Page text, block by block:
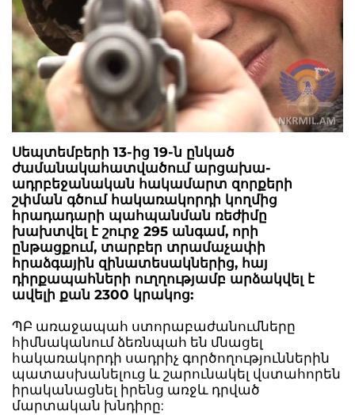
Սեպտեմբերի 13-ից 19-ն ընկած
ժամանակահատվածում արցախա-
ադրբեջանական հակամարտ զորքերի
շփման գծում հակառակորդի կողմից
հրադադարի պահպանման ռեժիմը
խախտվել է շուրջ 295 անգամ, որի
ընթացքում, տարբեր տրամաչափի
հրաձգային զինատեսակներից, հայ
դիրքապահների ուղղությամբ արձակվել է
ավելի քան 2300 կրակոց:
ՊԲ առաջապահ ստորաբաժանումները
հիմնականում ձեռնպահ են մնացել
հակառակորդի սադրիչ գործողություններին
պատասխանելուց և շարունակել վստահորեն
իրականացնել իրենց առջև դրված
մարտական խնդիրը: